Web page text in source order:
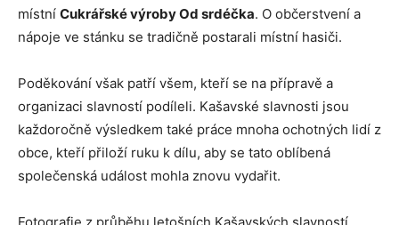
místní Cukrářské výroby Od srdéčka. O občerstvení a
nápoje ve stánku se tradičně postarali místní hasiči.
Poděkování však patří všem, kteří se na přípravě a
organizaci slavností podíleli. Kašavské slavnosti jsou
každoročně výsledkem také práce mnoha ochotných lidí z
obce, kteří přiloží ruku k dílu, aby se tato oblíbená
společenská událost mohla znovu vydařit.